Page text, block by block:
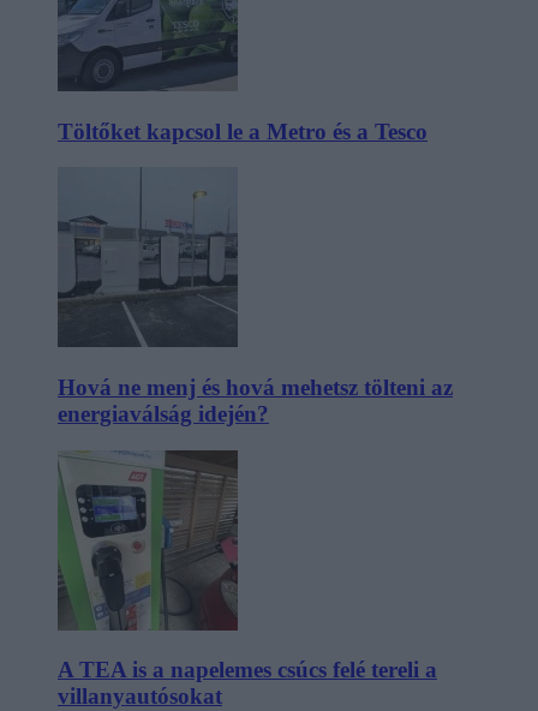
Töltőket kapcsol le a Metro és a Tesco
Hová ne menj és hová mehetsz tölteni az
energiaválság idején?
A TEA is a napelemes csúcs felé tereli a
villanyautósokat